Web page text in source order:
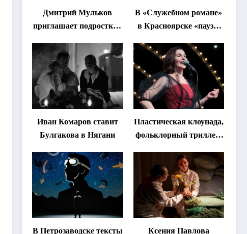
Дмитрий Мульков
приглашает подростков
«спектакль-
солостальгию»
В «Служебном романе»
в Красноярске «паузы
Иван Комаров ставит
Булгакова в Нягани
Пластическая клоунада,
фольклорный триллер,
Что покажут на втором
этапе фестиваля
«Монокль»
В Петрозаводске тексты
Ксения Павлова